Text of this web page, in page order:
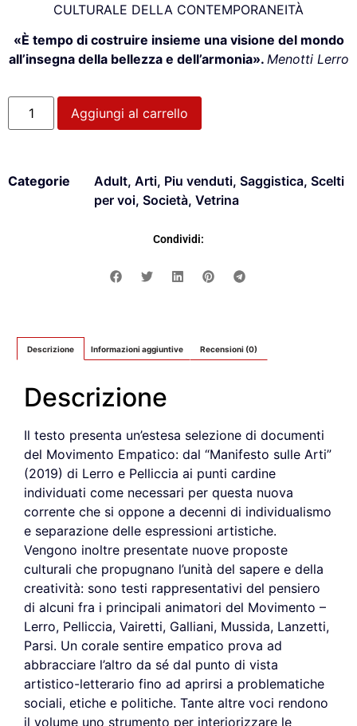
CULTURALE DELLA CONTEMPORANEITÀ
«È tempo di costruire insieme una visione del mondo
all’insegna della bellezza e dell’armonia». Menotti Lerro
Aggiungi al carrello
Categorie Adult, Arti, Piu venduti, Saggistica, Scelti
per voi, Società, Vetrina
Condividi:
Descrizione Informazioni aggiuntive Recensioni (0)
Descrizione
Il testo presenta un’estesa selezione di documenti
del Movimento Empatico: dal “Manifesto sulle Arti”
(2019) di Lerro e Pelliccia ai punti cardine
individuati come necessari per questa nuova
corrente che si oppone a decenni di individualismo
e separazione delle espressioni artistiche.
Vengono inoltre presentate nuove proposte
culturali che propugnano l’unità del sapere e della
creatività: sono testi rappresentativi del pensiero
di alcuni fra i principali animatori del Movimento –
Lerro, Pelliccia, Vairetti, Galliani, Mussida, Lanzetti,
Parsi. Un corale sentire empatico prova ad
abbracciare l’altro da sé dal punto di vista
artistico-letterario fino ad aprirsi a problematiche
sociali, etiche e politiche. Tante altre voci rendono
il volume uno strumento per interiorizzare le